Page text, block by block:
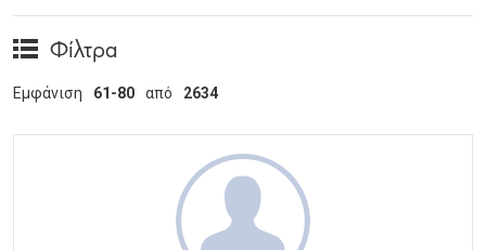
Φίλτρα
Εμφάνιση 61-80 από 2634